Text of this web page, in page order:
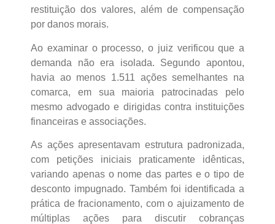
restituição dos valores, além de compensação
por danos morais.
Ao examinar o processo, o juiz verificou que a
demanda não era isolada. Segundo apontou,
havia ao menos 1.511 ações semelhantes na
comarca, em sua maioria patrocinadas pelo
mesmo advogado e dirigidas contra instituições
financeiras e associações.
As ações apresentavam estrutura padronizada,
com petições iniciais praticamente idênticas,
variando apenas o nome das partes e o tipo de
desconto impugnado. Também foi identificada a
prática de fracionamento, com o ajuizamento de
múltiplas ações para discutir cobranças